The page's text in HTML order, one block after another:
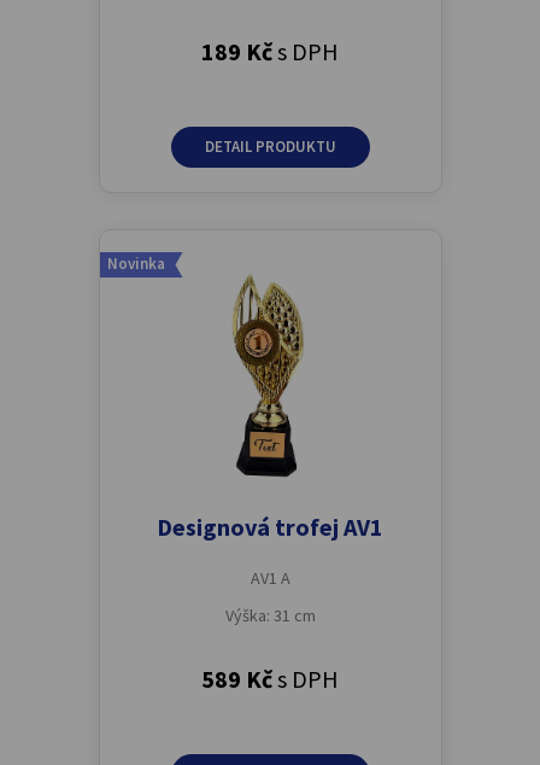
189 Kčs DPH
DETAIL PRODUKTU
Novinka
Designová trofej AV1
AV1 A
Výška: 31 cm
589 Kčs DPH